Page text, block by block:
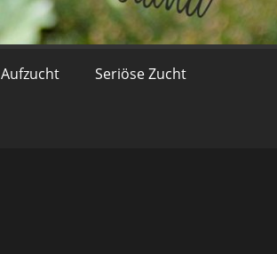
Aufzucht Seriöse Zucht